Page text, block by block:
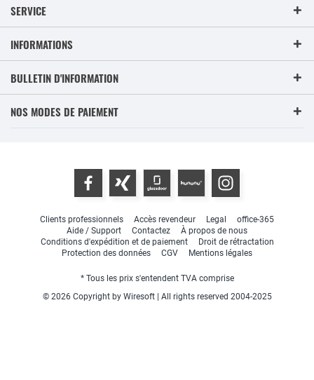
SERVICE
INFORMATIONS
BULLETIN D'INFORMATION
NOS MODES DE PAIEMENT
Clients professionnels Accès revendeur Legal
office-365
Aide / Support
Contactez
À propos de nous
Conditions d'expédition et de paiement
Droit de rétractation
Protection des données
CGV Mentions légales
* Tous les prix s'entendent TVA comprise
© 2026 Copyright by Wiresoft | All rights reserved 2004-2025